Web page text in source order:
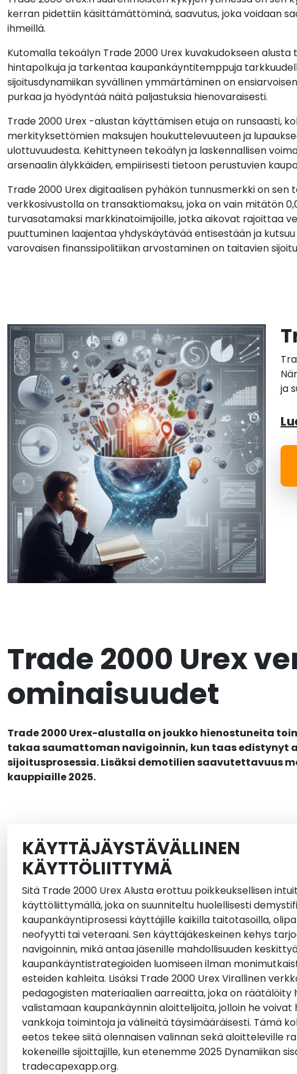
kerran pidettiin käsittämättöminä, saavutus, joka voidaan
ihmeillä.
Kutomalla tekoälyn Trade 2000 Urex kuvakudokseen
hintapolkuja ja tarkentaa kaupankäyntitemppuja
sijoitusdynamiikan syvällinen ymmärtäminen on
purkaa ja hyödyntää näitä paljastuksia hienovaraisesti.
Trade 2000 Urex -alustan käyttämisen etuja on runsaasti,
merkityksettömien maksujen houkuttelevuuteen ja
ulottuvuudesta. Kehittyneen tekoälyn ja laskennallisen
arsenaalin älykkäiden, empiirisesti tietoon perustuvien
Trade 2000 Urex digitaalisen pyhäkön tunnusmerkki on sen
verkkosivustolla on transaktiomaksu, joka on vain mitätön
turvasatamaksi markkinatoimijoille, jotka aikovat rajoittaa
puuttuminen laajentaa yhdyskäytävää entisestään ja
varovaisen finanssipolitiikan arvostaminen on taitavien
ja
Trade 2000 Urex
ominaisuudet
Trade 2000 Urex-alustalla on joukko hienostuneita
takaa saumattoman navigoinnin, kun taas
sijoitusprosessia. Lisäksi demotilien saavutettavuus
kauppiaille 2025.
KÄYTTÄJÄYSTÄVÄLLINEN
KÄYTTÖLIITTYMÄ
Sitä Trade 2000 UrexAlusta erottuu poikkeuksellisen
käyttöliittymällä, joka on suunniteltu huolellisesti
kaupankäyntiprosessi käyttäjille kaikilla taitotasoilla,
neofyytti tai veteraani. Sen käyttäjäkeskeinen kehys
navigoinnin, mikä antaa jäsenille mahdollisuuden
kaupankäyntistrategioiden luomiseen ilman
esteiden kahleita. Lisäksi Trade 2000 UrexVirallinen
pedagogisten materiaalien aarreaitta, joka on räätälöity
valistamaan kaupankäynnin aloittelijoita, jolloin he
vankkoja toimintoja ja välineitä täysimääräisesti. Tämä
eetos tekee siitä olennaisen valinnan sekä aloitteleville
kokeneille sijoittajille, kun etenemme2025 Dynamiikan
tradecapexapp.org.